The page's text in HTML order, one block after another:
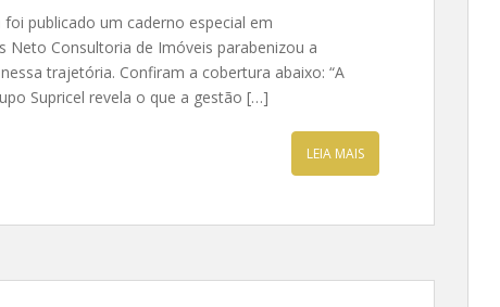
publicado um caderno especial em
Neto Consultoria de Imóveis parabenizou a
trajetória. Confiram a cobertura abaixo: “A
Supricel revela o que a gestão […]
LEIA MAIS